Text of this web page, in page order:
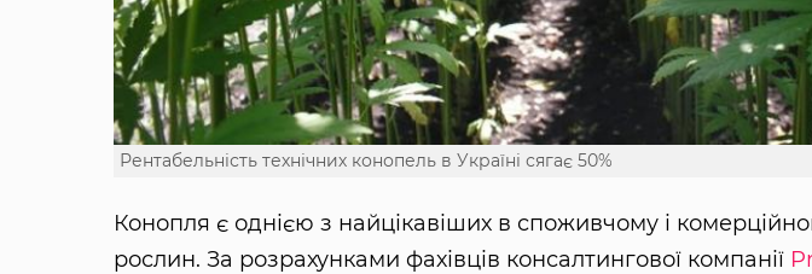
Рентабельність технічних конопель в Україні сягає 50%
Конопля є однією з найцікавіших в споживчому і
рослин. За розрахунками фахівців консалтингової компанії